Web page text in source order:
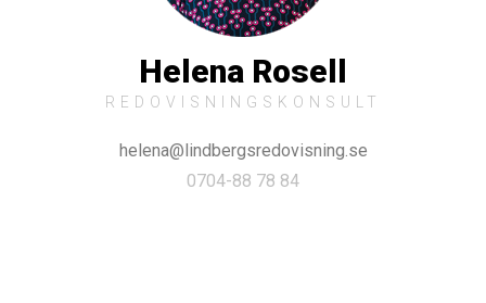
Helena Rosell
REDOVISNINGSKONSULT
helena@lindbergsredovisning.se
0704-88 78 84